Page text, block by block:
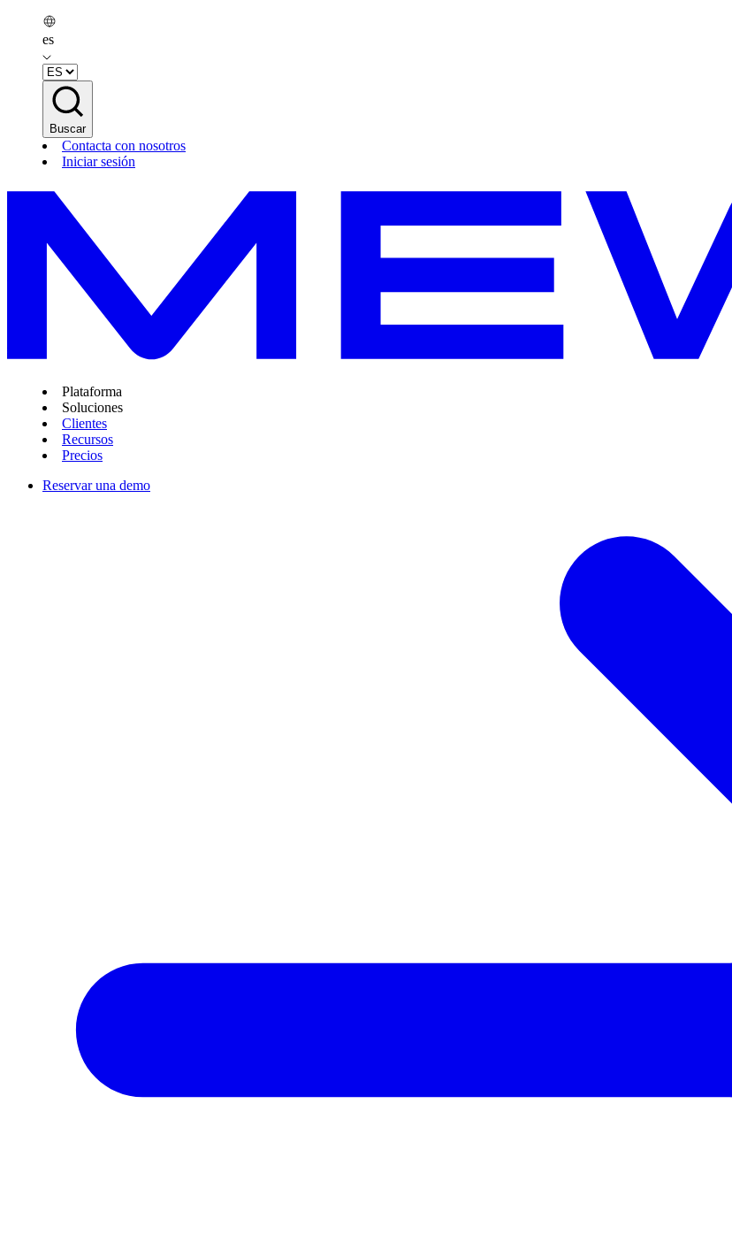
es
Buscar
Contacta con nosotros
Iniciar sesión
Plataforma
Soluciones
Clientes
Recursos
Precios
Reservar una demo